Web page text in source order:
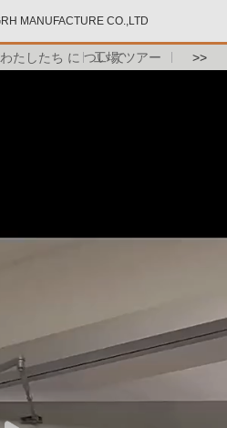
MANUFACTURE CO.,LTD
わたしたち に つい て工場 ツアー >>